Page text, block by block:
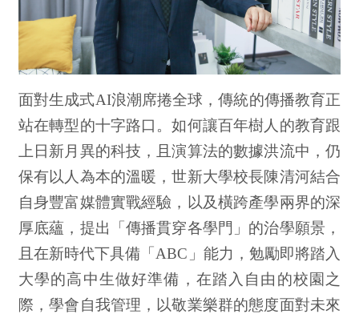
面對生成式AI浪潮席捲全球，傳統的傳播教育正
站在轉型的十字路口。如何讓百年樹人的教育跟
上日新月異的科技，且演算法的數據洪流中，仍
保有以人為本的溫暖，世新大學校長陳清河結合
自身豐富媒體實戰經驗，以及橫跨產學兩界的深
厚底蘊，提出「傳播貫穿各學門」的治學願景，
且在新時代下具備「ABC」能力，勉勵即將踏入
大學的高中生做好準備，在踏入自由的校園之
際，學會自我管理，以敬業樂群的態度面對未來